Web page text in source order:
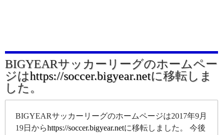
BIGYEARサッカーリーグのホームペー
ジはhttps://soccer.bigyear.netに移転しま
した。
BIGYEARサッカーリーグのホームページは2017年9月
19日からhttps://soccer.bigyear.netに移転しました。 今後